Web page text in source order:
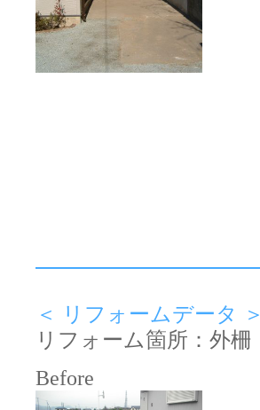
＜ リフォームデータ ＞
リフォーム箇所：外柵
Before